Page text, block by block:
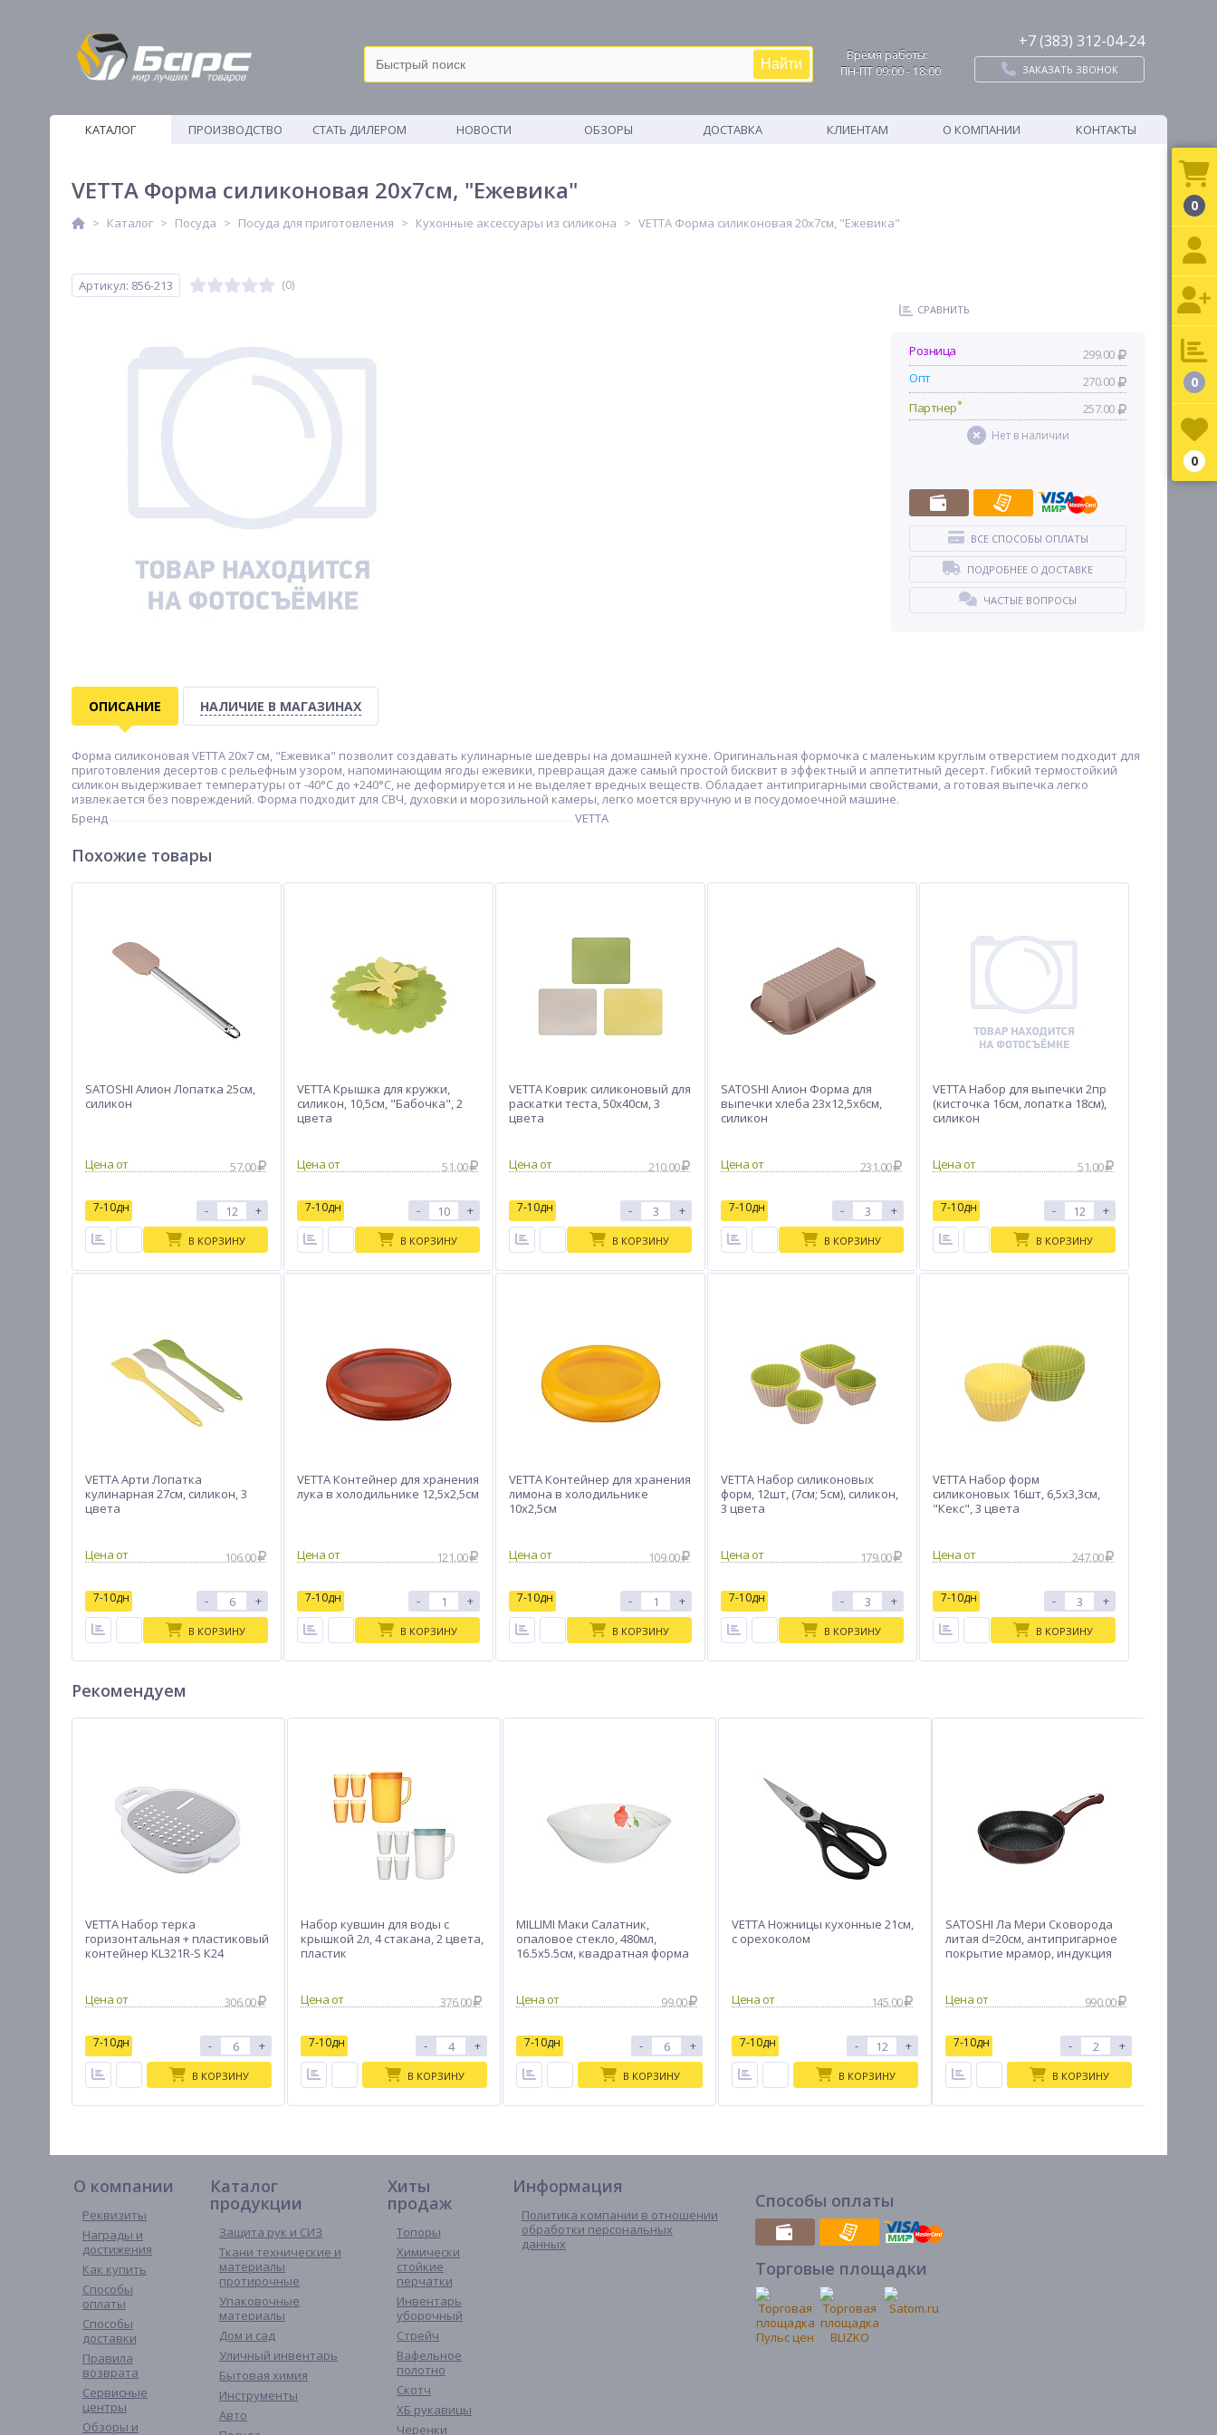
Найти
Время работы:
ПН-ПТ 09:00 - 18:00
+7 (383) 312-04-24
ЗАКАЗАТЬ ЗВОНОК
КАТАЛОГ
ПРОИЗВОДСТВО
СТАТЬ ДИЛЕРОМ НОВОСТИ ОБЗОРЫ ДОСТАВКА КЛИЕНТАМ О КОМПАНИИ КОНТАКТЫ
VETTA Форма силиконовая 20x7см, "Ежевика"
Каталог Посуда Посуда для приготовления Кухонные аксессуары из силикона VETTA Форма силиконовая 20x7см, "Ежевика"
Артикул: 856-213 (0)
СРАВНИТЬ
Розница
299.00
Опт
270.00
Партнер* 257.00
Нет в наличии
ВСЕ СПОСОБЫ ОПЛАТЫ
ПОДРОБНЕЕ О ДОСТАВКЕ
ЧАСТЫЕ ВОПРОСЫ
ОПИСАНИЕ НАЛИЧИЕ В МАГАЗИНАХ
Форма силиконовая VETTA 20x7 см, "Ежевика" позволит создавать кулинарные шедевры на домашней кухне. Оригинальная формочка с маленьким круглым отверстием подходит для
приготовления десертов с рельефным узором, напоминающим ягоды ежевики, превращая даже самый простой бисквит в эффектный и аппетитный десерт. Гибкий термостойкий
силикон выдерживает температуры от -40°C до +240°C, не деформируется и не выделяет вредных веществ. Обладает антипригарными свойствами, а готовая выпечка легко
извлекается без повреждений. Форма подходит для СВЧ, духовки и морозильной камеры, легко моется вручную и в посудомоечной машине.
Бренд
VETTA
Похожие товары
SATOSHI Алион Лопатка 25см,
силикон
Цена от 57.00
7-10дн - +
В КОРЗИНУ
VETTA Крышка для кружки,
силикон, 10,5см, "Бабочка", 2
цвета
Цена от 51.00
7-10дн - +
В КОРЗИНУ
VETTA Коврик силиконовый для
раскатки теста, 50х40см, 3
цвета
Цена от 210.00
7-10дн - +
В КОРЗИНУ
SATOSHI Алион Форма для
выпечки хлеба 23x12,5х6см,
силикон
Цена от 231.00
7-10дн - +
В КОРЗИНУ
VETTA Набор для выпечки 2пр
(кисточка 16см, лопатка 18см),
силикон
Цена от 51.00
7-10дн - +
В КОРЗИНУ
VETTA Арти Лопатка
кулинарная 27см, силикон, 3
цвета
Цена от 106.00
7-10дн - +
В КОРЗИНУ
VETTA Контейнер для хранения
лука в холодильнике 12,5x2,5см
Цена от 121.00
7-10дн - +
В КОРЗИНУ
VETTA Контейнер для хранения
лимона в холодильнике
10x2,5см
Цена от 109.00
7-10дн - +
В КОРЗИНУ
VETTA Набор силиконовых
форм, 12шт, (7см; 5см), силикон,
3 цвета
Цена от 179.00
7-10дн - +
В КОРЗИНУ
VETTA Набор форм
силиконовых 16шт, 6,5x3,3см,
"Кекс", 3 цвета
Цена от 247.00
7-10дн - +
В КОРЗИНУ
Рекомендуем
VETTA Набор терка
горизонтальная + пластиковый
контейнер KL321R-S К24
306.00
7-10дн - +
В КОРЗИНУ
Набор кувшин для воды с
крышкой 2л, 4 стакана, 2 цвета,
пластик
376.00
7-10дн - +
В КОРЗИНУ
MILLIMI Маки Салатник,
опаловое стекло, 480мл,
16.5х5.5см, квадратная форма
99.00
7-10дн - +
В КОРЗИНУ
VETTA Ножницы кухонные 21см,
с орехоколом
145.00
7-10дн - +
В КОРЗИНУ
SATOSHI Ла Мери Сковорода
литая d=20см, антипригарное
покрытие мрамор, индукция
990.00
7-10дн - +
В КОРЗИНУ
О компании
Реквизиты
Награды и
достижения
Как купить
Способы
оплаты
Способы
доставки
Правила
возврата
Сервисные
центры
Обзоры и
Каталог
продукции
Защита рук и СИЗ
Ткани технические и
материалы
протирочные
Упаковочные
материалы
Дом и сад
Уличный инвентарь
Бытовая химия
Инструменты
Авто
Хиты
продаж
Топоры
Химически
стойкие
перчатки
Инвентарь
уборочный
Стрейч
Вафельное
полотно
Скотч
ХБ рукавицы
Черенки
Информация
Политика компании в отношении
обработки персональных
данных
Способы оплаты
Торговые площадки
0
0
0